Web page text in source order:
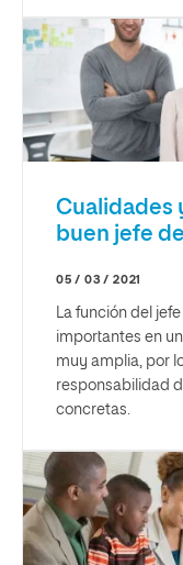
Cualidades
buen jefe
05 / 03 / 2021
La función del
importantes en
muy amplia, por
responsabilidad
concretas.